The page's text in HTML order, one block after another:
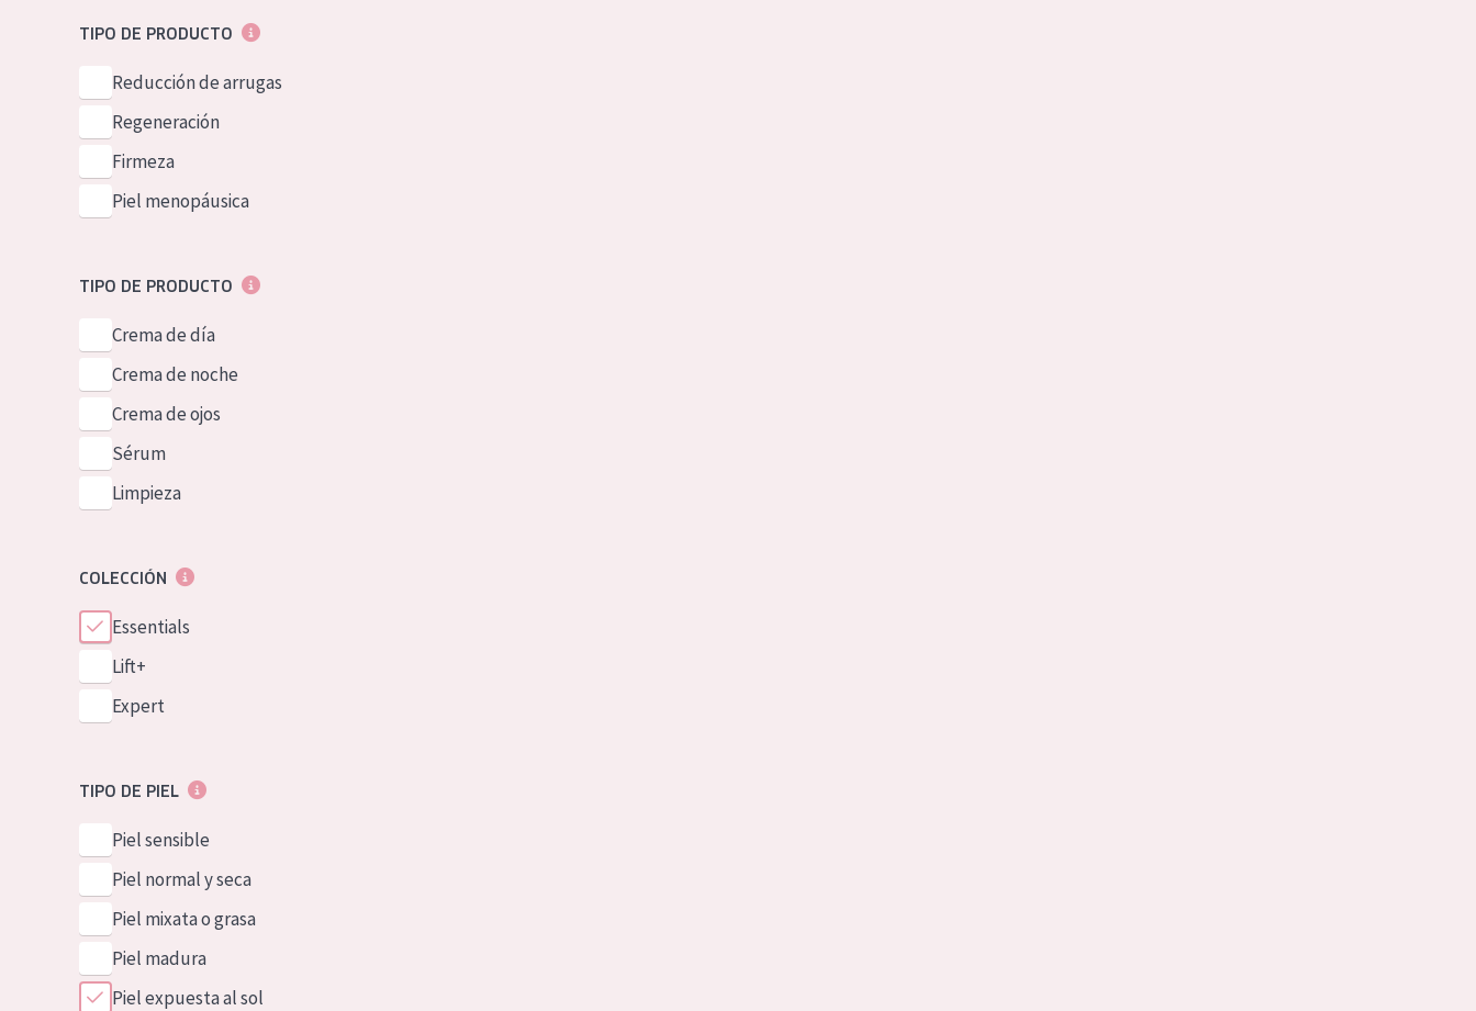
GermanTIPO DE PRODUCTO
Reducción de arrugas
Regeneración
Firmeza
Piel menopáusica
TIPO DE PRODUCTO
Crema de día
Crema de noche
Crema de ojos
Sérum
Limpieza
COLECCIÓN
Essentials
Lift+
Expert
TIPO DE PIEL
Piel sensible
Piel normal y seca
Piel mixata o grasa
Piel madura
Piel expuesta al sol